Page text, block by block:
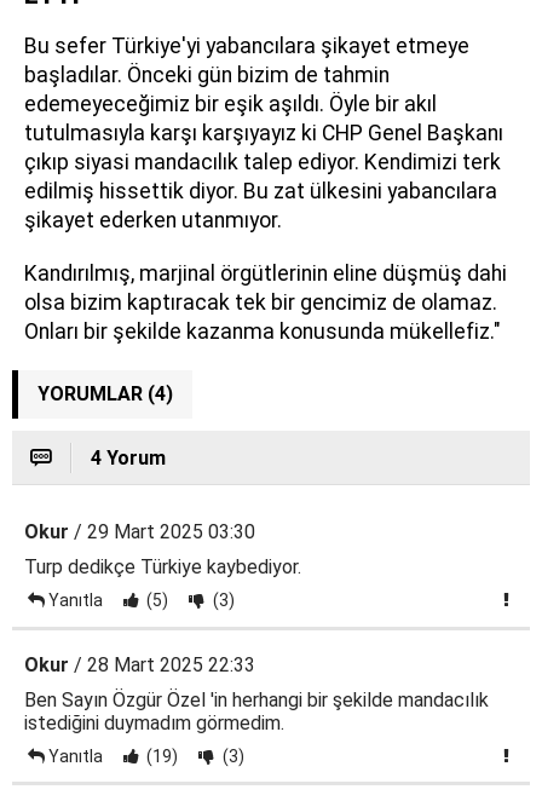
Bu sefer Türkiye'yi yabancılara şikayet etmeye
başladılar. Önceki gün bizim de tahmin
edemeyeceğimiz bir eşik aşıldı. Öyle bir akıl
tutulmasıyla karşı karşıyayız ki CHP Genel Başkanı
çıkıp siyasi mandacılık talep ediyor. Kendimizi terk
edilmiş hissettik diyor. Bu zat ülkesini yabancılara
şikayet ederken utanmıyor.
Kandırılmış, marjinal örgütlerinin eline düşmüş dahi
olsa bizim kaptıracak tek bir gencimiz de olamaz.
Onları bir şekilde kazanma konusunda mükellefiz."
YORUMLAR (4)
4 Yorum
Okur / 29 Mart 2025 03:30
Turp dedikçe Türkiye kaybediyor.
Yanıtla (5) (3)
Okur / 28 Mart 2025 22:33
Ben Sayın Özgür Özel 'in herhangi bir şekilde mandacılık
istediğini duymadım görmedim.
Yanıtla (19) (3)